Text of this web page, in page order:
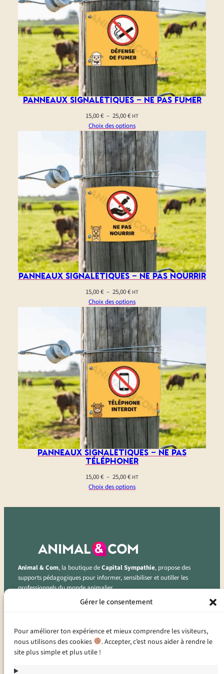
Gérer le consentement
Pour améliorer ton expérience et mieux comprendre les visiteurs,
nous utilisons des cookies
. Accepter, c’est nous aider à rendre le
site plus simple et plus utile !
Panneaux signalétiques – ne pas fumer
15,00€ – 25,00€Plage
de
prix :
15,00 €
à
25,00 €
HT
Choix des options
Panneaux signalétiques – ne pas nourrir
15,00€ – 25,00€Plage
de
prix :
15,00 €
à
25,00 €
HT
Choix des options
Panneaux signalétiques – ne pas
téléphoner
15,00€ – 25,00€Plage
de
15,00 €
HT
Choix des options
Animal & Com, la boutique deCapital Sympathie, propose des
supports pédagogiques pour informer, sensibiliser et outiller les
professionnels du monde animalier.
CONTACT